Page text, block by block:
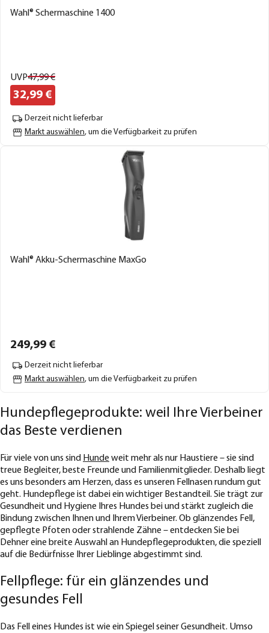
Wahl® Schermaschine 1400
UVP47,99€
32,99 €
Derzeit nicht lieferbar
Markt auswählen, um die Verfügbarkeit zu prüfen
Wahl® Akku-Schermaschine MaxGo
249,99 €
Derzeit nicht lieferbar
Markt auswählen, um die Verfügbarkeit zu prüfen
Hundepflegeprodukte: weil Ihre Vierbeiner
das Beste verdienen
Für viele von uns sind Hunde weit mehr als nur Haustiere – sie sind
treue Begleiter, beste Freunde und Familienmitglieder. Deshalb liegt
es uns besonders am Herzen, dass es unseren Fellnasen rundum gut
geht. Hundepflege ist dabei ein wichtiger Bestandteil. Sie trägt zur
Gesundheit und Hygiene Ihres Hundes bei und stärkt zugleich die
Bindung zwischen Ihnen und Ihrem Vierbeiner. Ob glänzendes Fell,
gepflegte Pfoten oder strahlende Zähne – entdecken Sie bei
Dehner eine breite Auswahl an Hundepflegeprodukten, die speziell
auf die Bedürfnisse Ihrer Lieblinge abgestimmt sind.
Fellpflege: für ein glänzendes und
gesundes Fell
Das Fell eines Hundes ist wie ein Spiegel seiner Gesundheit. Umso